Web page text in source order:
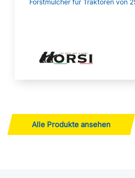
Forstmulcher für Traktoren von
Alle Produkte ansehen